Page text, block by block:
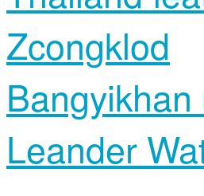
Zcongklod
Bangyikhan
Leander